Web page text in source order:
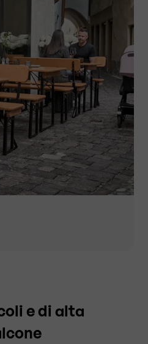
e di alta